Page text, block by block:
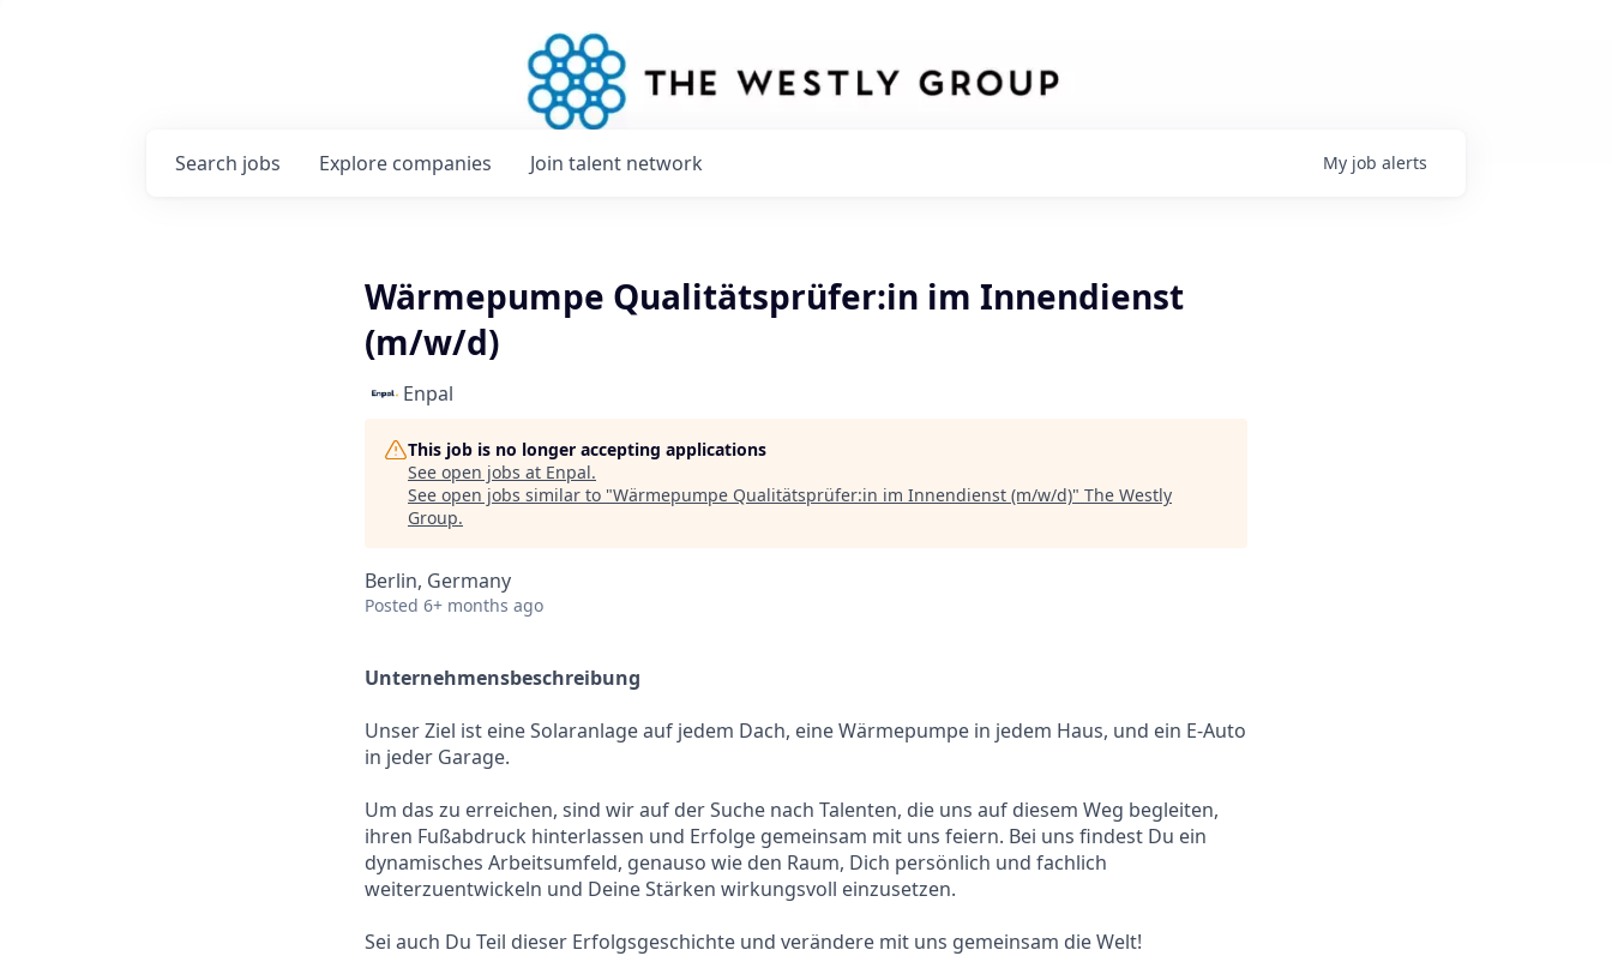
Search jobs Explore companies Join talent network My job alerts
Wärmepumpe Qualitätsprüfer:in im Innendienst
(m/w/d)
Enpal
This job is no longer accepting applications
See open jobs at Enpal.
See open jobs similar to "Wärmepumpe Qualitätsprüfer:in im Innendienst (m/w/d)" The Westly
Group.
Berlin, Germany
Posted 6+ months ago
Unternehmensbeschreibung
Unser Ziel ist eine Solaranlage auf jedem Dach, eine Wärmepumpe in jedem Haus, und ein E-Auto
in jeder Garage.
Um das zu erreichen, sind wir auf der Suche nach Talenten, die uns auf diesem Weg begleiten,
ihren Fußabdruck hinterlassen und Erfolge gemeinsam mit uns feiern. Bei uns findest Du ein
dynamisches Arbeitsumfeld, genauso wie den Raum, Dich persönlich und fachlich
weiterzuentwickeln und Deine Stärken wirkungsvoll einzusetzen.
Sei auch Du Teil dieser Erfolgsgeschichte und verändere mit uns gemeinsam die Welt!